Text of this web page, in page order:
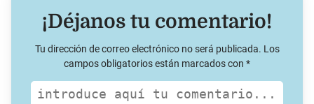
¡Déjanos tu comentario!
Tu dirección de correo electrónico no será publicada. Los
campos obligatorios están marcados con *